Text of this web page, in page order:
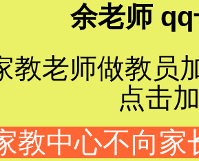
余老师
教老师做教员
点击
教中心不向